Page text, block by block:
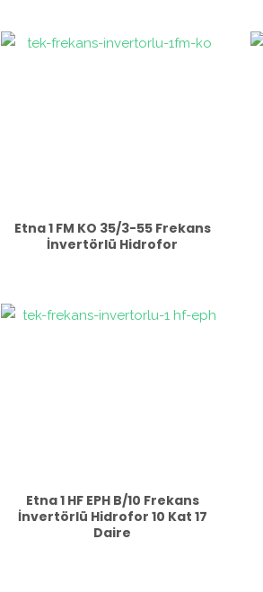
Etna 1 FM KO 35/3-55 Frekans
İnvertörlü Hidrofor
Etna 1 HF EPH B/10 Frekans
İnvertörlü Hidrofor 10 Kat 17
Daire